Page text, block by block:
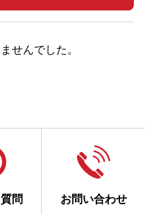
せんでした。
問 お問い合わせ